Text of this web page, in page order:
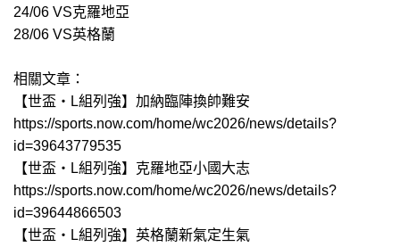
24/06 VS克羅地亞
28/06 VS英格蘭
相關文章：
【世盃‧L組列強】加納臨陣換帥難安
https://sports.now.com/home/wc2026/news/details?
id=39643779535
【世盃‧L組列強】克羅地亞小國大志
https://sports.now.com/home/wc2026/news/details?
id=39644866503
【世盃‧L組列強】英格蘭新氣定生氣